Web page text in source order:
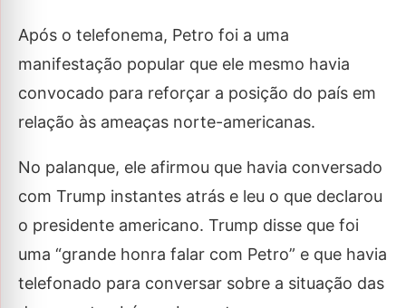
Após o telefonema, Petro foi a uma
manifestação popular que ele mesmo havia
convocado para reforçar a posição do país em
relação às ameaças norte-americanas.
No palanque, ele afirmou que havia conversado
com Trump instantes atrás e leu o que declarou
o presidente americano. Trump disse que foi
uma “grande honra falar com Petro” e que havia
telefonado para conversar sobre a situação das